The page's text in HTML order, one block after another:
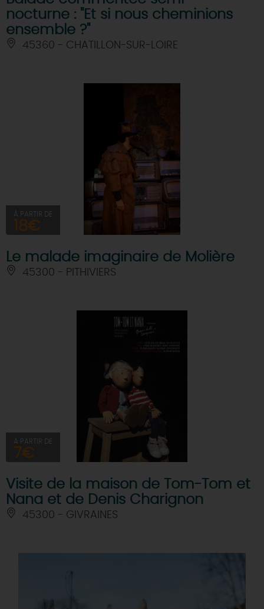
nocturne : "Et si nous cheminions
ensemble ?"
45360 - CHATILLON-SUR-LOIRE
À PARTIR DE
18€
Le malade imaginaire de Molière
45300 - PITHIVIERS
À PARTIR DE
7€
Visite de la maison de Tom-Tom et
Nana et de Denis Charignon
45300 - GIVRAINES